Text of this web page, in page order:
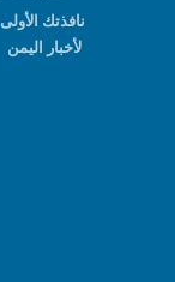
نافذتك الأولى
لأخبار اليمن